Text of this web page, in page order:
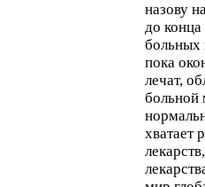
назову
до
больных
пока
лечат,
больной
хватает